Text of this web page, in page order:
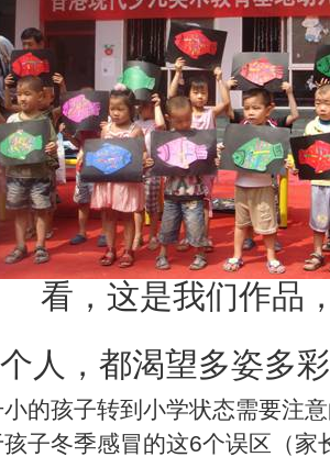
看，这是我们作品
人，都渴望多姿多
的孩子转到小学状态需要注
孩子冬季感冒的这6个误区（家